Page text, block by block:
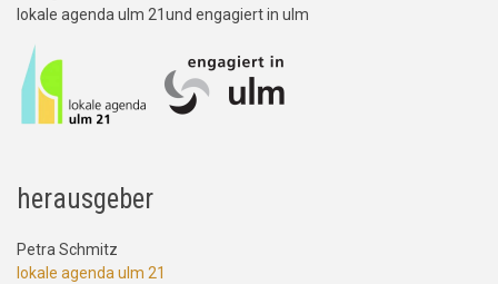
lokale agenda ulm 21und engagiert in ulm
herausgeber
Petra Schmitz
lokale agenda ulm 21